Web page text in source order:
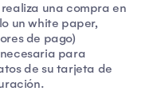
realiza una compra en
un white paper,
de pago)
para
de su tarjeta de